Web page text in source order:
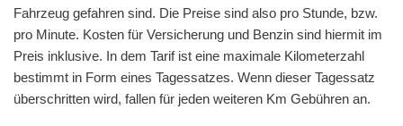
Fahrzeug gefahren sind. Die Preise sind also pro Stunde, bzw.
pro Minute. Kosten für Versicherung und Benzin sind hiermit im
Preis inklusive. In dem Tarif ist eine maximale Kilometerzahl
bestimmt in Form eines Tagessatzes. Wenn dieser Tagessatz
überschritten wird, fallen für jeden weiteren Km Gebühren an.